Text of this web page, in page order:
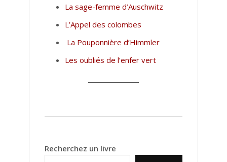
La sage-femme d’Auschwitz
L’Appel des colombes
La Pouponnière d’Himmler
Les oubliés de l’enfer vert
Recherchez un livre